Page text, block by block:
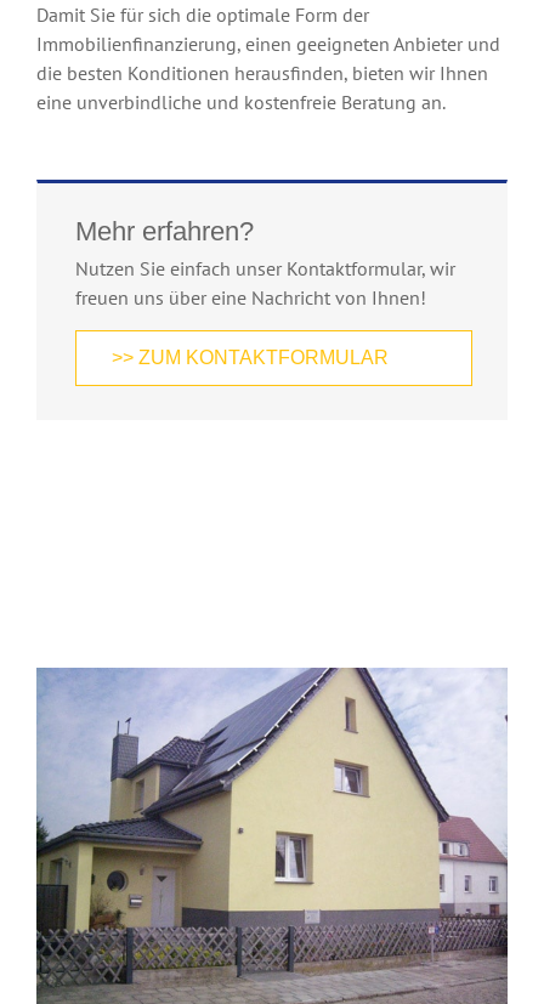
Damit Sie für sich die optimale Form der
Immobilienfinanzierung, einen geeigneten Anbieter und
die besten Konditionen herausfinden, bieten wir Ihnen
eine unverbindliche und kostenfreie Beratung an.
Mehr erfahren?
Nutzen Sie einfach unser Kontaktformular, wir
freuen uns über eine Nachricht von Ihnen!
>> ZUM KONTAKTFORMULAR